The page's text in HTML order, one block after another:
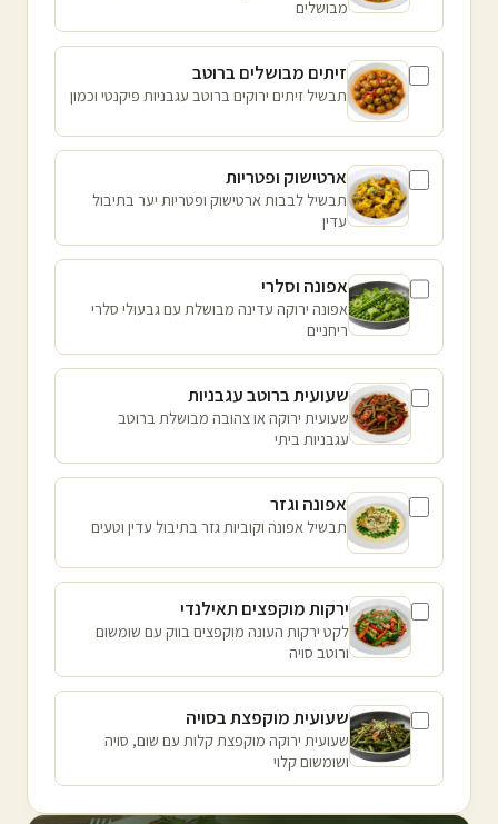
מבושלים
זיתים מבושלים ברוטב
תבשיל זיתים ירוקים ברוטב עגבניות פיקנטי וכמון
ארטישוק ופטריות
תבשיל לבבות ארטישוק ופטריות יער בתיבול
עדין
אפונה וסלרי
אפונה ירוקה עדינה מבושלת עם גבעולי סלרי
ריחניים
שעועית ברוטב עגבניות
שעועית ירוקה או צהובה מבושלת ברוטב
עגבניות ביתי
אפונה וגזר
תבשיל אפונה וקוביות גזר בתיבול עדין וטעים
ירקות מוקפצים תאילנדי
לקט ירקות העונה מוקפצים בווק עם שומשום
ורוטב סויה
שעועית מוקפצת בסויה
שעועית ירוקה מוקפצת קלות עם שום, סויה
ושומשום קלוי